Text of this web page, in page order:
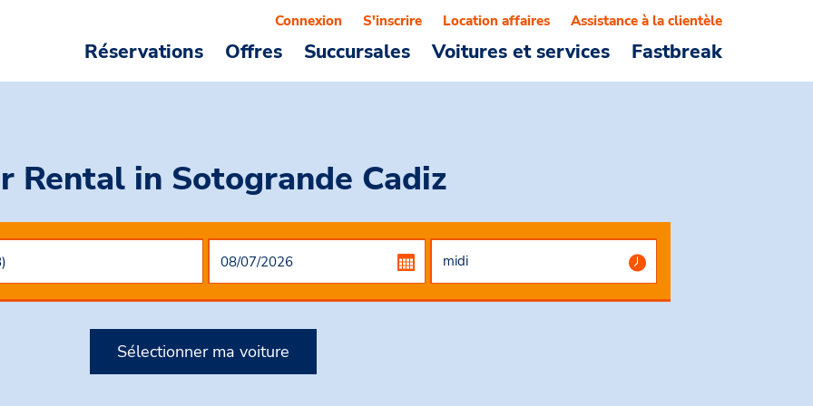
Réservations Offres Succursales Voitures et services Fastbreak
Connexion S'inscrire Location affaires Assistance à la clientèle
Rental in Sotogrande Cadiz
Sélectionner ma voiture